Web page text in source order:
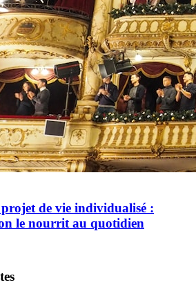
de vie individualisé :
le nourrit au quotidien